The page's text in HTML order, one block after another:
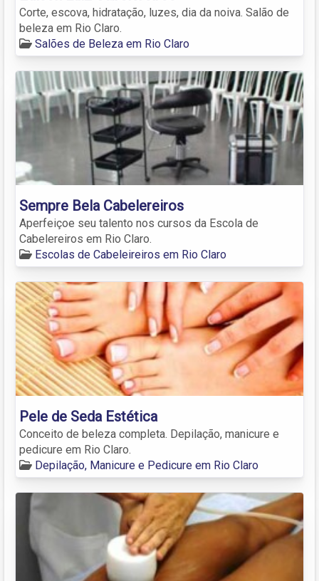
Corte, escova, hidratação, luzes, dia da noiva. Salão de
beleza em Rio Claro.
Salões de Beleza em Rio Claro
Sempre Bela Cabelereiros
Aperfeiçoe seu talento nos cursos da Escola de
Cabelereiros em Rio Claro.
Escolas de Cabeleireiros em Rio Claro
Pele de Seda Estética
Conceito de beleza completa. Depilação, manicure e
pedicure em Rio Claro.
Depilação, Manicure e Pedicure em Rio Claro